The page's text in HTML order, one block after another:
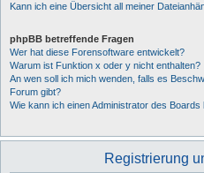
Kann ich eine Übersicht all meiner
phpBB betreffende Fragen
Wer hat diese Forensoftware entwickelt?
Warum ist Funktion x oder y nicht enthalten?
An wen soll ich mich wenden, falls es
Forum gibt?
Wie kann ich einen Administrator des Boards
Registrierung